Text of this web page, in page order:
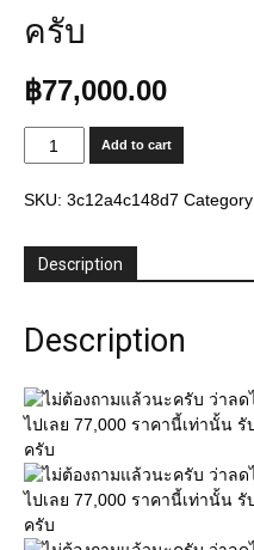
ครับ
฿77,000.00
ต้อง
ครับ
ได้
ลด
ได้
เท่า
ไหร่
ใคร
จบ
ได้
Add to cart
SKU: 3c12a4c148d7
Description
Description